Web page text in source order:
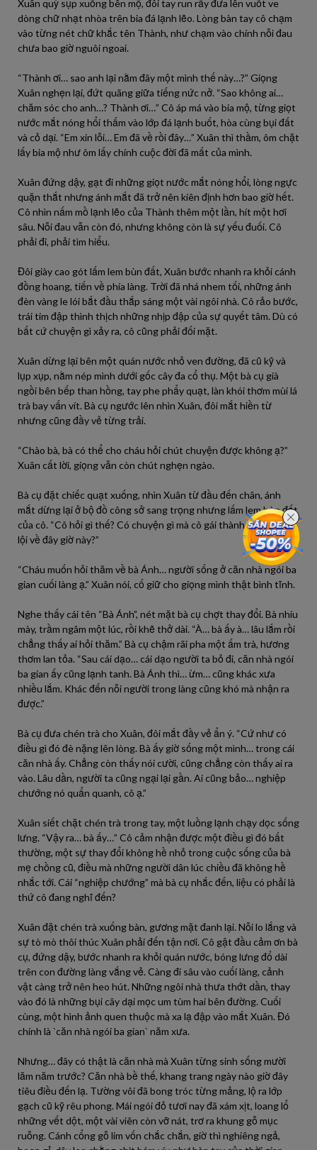
Xuân quỳ sụp xuống bên mộ, đôi tay run rẩy đưa lên vuốt ve
dòng chữ nhạt nhòa trên bia đá lạnh lẽo. Lòng bàn tay cô chạm
vào từng nét chữ khắc tên Thành, như chạm vào chính nỗi đau
chưa bao giờ nguôi ngoai.
“Thành ơi… sao anh lại nằm đây một mình thế này…?” Giọng
Xuân nghẹn lại, đứt quãng giữa tiếng nức nở. “Sao không ai…
chăm sóc cho anh…? Thành ơi…” Cô áp má vào bia mộ, từng giọt
nước mắt nóng hổi thấm vào lớp đá lạnh buốt, hòa cùng bụi đất
và cỏ dại. “Em xin lỗi… Em đã về rồi đây…” Xuân thì thầm, ôm chặt
lấy bia mộ như ôm lấy chính cuộc đời đã mất của mình.
Xuân đứng dậy, gạt đi những giọt nước mắt nóng hổi, lòng ngực
quặn thắt nhưng ánh mắt đã trở nên kiên định hơn bao giờ hết.
Cô nhìn nấm mồ lạnh lẽo của Thành thêm một lần, hít một hơi
sâu. Nỗi đau vẫn còn đó, nhưng không còn là sự yếu đuối. Cô
phải đi, phải tìm hiểu.
Đôi giày cao gót lấm lem bùn đất, Xuân bước nhanh ra khỏi cánh
đồng hoang, tiến về phía làng. Trời đã nhá nhem tối, những ánh
đèn vàng le lói bắt đầu thắp sáng một vài ngôi nhà. Cô rảo bước,
trái tim đập thình thịch những nhịp đập của sự quyết tâm. Dù có
bất cứ chuyện gì xảy ra, cô cũng phải đối mặt.
Xuân dừng lại bên một quán nước nhỏ ven đường, đã cũ kỹ và
lụp xụp, nằm nép mình dưới gốc cây đa cổ thụ. Một bà cụ già
ngồi bên bếp than hồng, tay phe phẩy quạt, làn khói thơm mùi lá
trà bay vấn vít. Bà cụ ngước lên nhìn Xuân, đôi mắt hiền từ
nhưng cũng đầy vẻ từng trải.
“Chào bà, bà có thể cho cháu hỏi chút chuyện được không ạ?”
Xuân cất lời, giọng vẫn còn chút nghẹn ngào.
Bà cụ đặt chiếc quạt xuống, nhìn Xuân từ đầu đến chân, ánh
mắt dừng lại ở bộ đồ công sở sang trọng nhưng lấm lem bùn đất
của cô. “Cô hỏi gì thế? Có chuyện gì mà cô gái thành phố lại lặn
lội về đây giờ này?”
“Cháu muốn hỏi thăm về bà Ánh… người sống ở căn nhà ngói ba
gian cuối làng ạ.” Xuân nói, cố giữ cho giọng mình thật bình tĩnh.
Nghe thấy cái tên “Bà Ánh”, nét mặt bà cụ chợt thay đổi. Bà nhíu
mày, trầm ngâm một lúc, rồi khẽ thở dài. “À… bà ấy à… lâu lắm rồi
chẳng thấy ai hỏi thăm.” Bà cụ chậm rãi pha một ấm trà, hương
thơm lan tỏa. “Sau cái dạo… cái dạo người ta bỏ đi, căn nhà ngói
ba gian ấy cũng lạnh tanh. Bà Ánh thì… ừm… cũng khác xưa
nhiều lắm. Khác đến nỗi người trong làng cũng khó mà nhận ra
được.”
Bà cụ đưa chén trà cho Xuân, đôi mắt đầy vẻ ẩn ý. “Cứ như có
điều gì đó đè nặng lên lòng. Bà ấy giờ sống một mình… trong cái
căn nhà ấy. Chẳng còn thấy nói cười, cũng chẳng còn thấy ai ra
vào. Lâu dần, người ta cũng ngại lại gần. Ai cũng bảo… nghiệp
chướng nó quẩn quanh, cô ạ.”
Xuân siết chặt chén trà trong tay, một luồng lạnh chạy dọc sống
lưng. “Vậy ra… bà ấy…” Cô cảm nhận được một điều gì đó bất
thường, một sự thay đổi không hề nhỏ trong cuộc sống của bà
mẹ chồng cũ, điều mà những người dân lúc chiều đã không hề
nhắc tới. Cái “nghiệp chướng” mà bà cụ nhắc đến, liệu có phải là
thứ cô đang nghĩ đến?
Xuân đặt chén trà xuống bàn, gương mặt đanh lại. Nỗi lo lắng và
sự tò mò thôi thúc Xuân phải đến tận nơi. Cô gật đầu cảm ơn bà
cụ, đứng dậy, bước nhanh ra khỏi quán nước, bóng lưng đổ dài
trên con đường làng vắng vẻ. Càng đi sâu vào cuối làng, cảnh
vật càng trở nên heo hút. Những ngôi nhà thưa thớt dần, thay
vào đó là những bụi cây dại mọc um tùm hai bên đường. Cuối
cùng, một hình ảnh quen thuộc mà xa lạ đập vào mắt Xuân. Đó
chính là `căn nhà ngói ba gian` năm xưa.
Nhưng… đây có thật là căn nhà mà Xuân từng sinh sống mười
lăm năm trước? Căn nhà bề thế, khang trang ngày nào giờ đây
tiêu điều đến lạ. Tường vôi đã bong tróc từng mảng, lộ ra lớp
gạch cũ kỹ rêu phong. Mái ngói đỏ tươi nay đã xám xịt, loang lổ
những vết dột, một vài viên còn vỡ nát, trơ ra khung gỗ mục
ruỗng. Cánh cổng gỗ lim vốn chắc chắn, giờ thì nghiêng ngả,